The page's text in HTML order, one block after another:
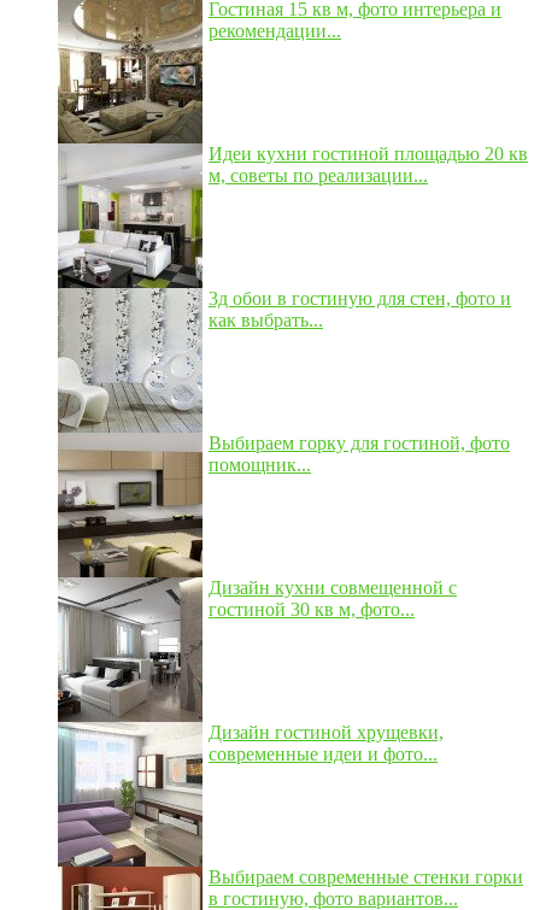
Гостиная 15 кв м, фото интерьера и
рекомендации...
Идеи кухни гостиной площадью 20 кв
м, советы по реализации...
3д обои в гостиную для стен, фото и
как выбрать...
Выбираем горку для гостиной, фото
помощник...
Дизайн кухни совмещенной с
гостиной 30 кв м, фото...
Дизайн гостиной хрущевки,
современные идеи и фото...
Выбираем современные стенки горки
в гостиную, фото вариантов...